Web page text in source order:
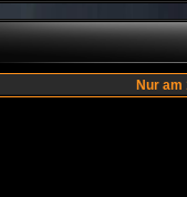
Nur am